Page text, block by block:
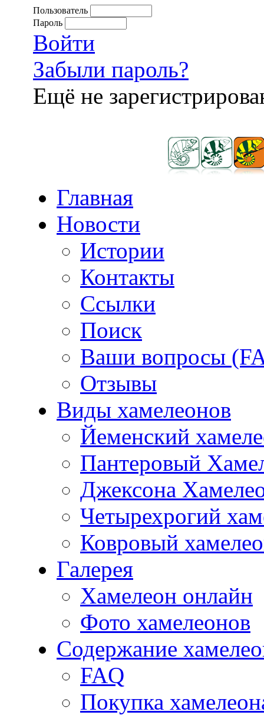
Пользователь
Пароль
Войти
Забыли пароль?
Ещё не
Главная
Новости
Истории
Контакты
Ссылки
Поиск
Ваши вопросы
Отзывы
Виды хамелеонов
Йеменский
Пантеровый
Джексона
Четырехрогий
Ковровый
Галерея
Хамелеон онлайн
Фото хамелеонов
Содержание
FAQ
Покупка